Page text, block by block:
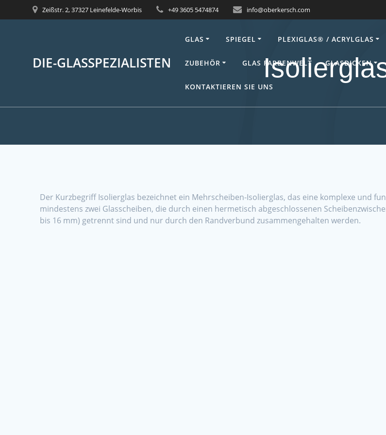
to
Zeißstr. 2, 37327 Leinefelde-Worbis +49 3605 5474874 info@oberkersch.com
DIE-GLASSPEZIALISTEN
GLAS SPIEGEL PLEXIGLAS® / ACRYLGLAS
ZUBEHÖR GLAS FARBENWELT GLASDICKEN
KONTAKTIEREN SIE UNS
Der Kurzbegriff Isolierglas bezeichnet ein Mehrscheiben-Isolierglas, das eine komplexe und
mindestens zwei Glasscheiben, die durch einen hermetisch abgeschlossenen
bis 16 mm) getrennt sind und nur durch den Randverbund zusammengehalten werden.